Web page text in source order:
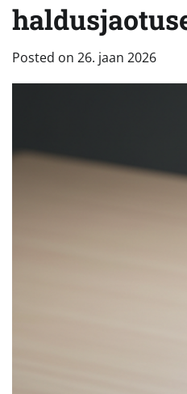
Posted on 26. jaan 2026